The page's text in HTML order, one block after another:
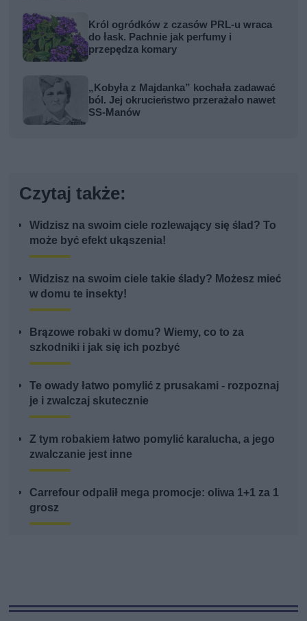
Król ogródków z czasów PRL-u wraca
do łask. Pachnie jak perfumy i
przepędza komary
„Kobyła z Majdanka” kochała zadawać
ból. Jej okrucieństwo przerażało nawet
SS-Manów
Czytaj także:
Widzisz na swoim ciele rozlewający się ślad? To
może być efekt ukąszenia!
Widzisz na swoim ciele takie ślady? Możesz mieć
w domu te insekty!
Brązowe robaki w domu? Wiemy, co to za
szkodniki i jak się ich pozbyć
Te owady łatwo pomylić z prusakami - rozpoznaj
je i zwalczaj skutecznie
Z tym robakiem łatwo pomylić karalucha, a jego
zwalczanie jest inne
Carrefour odpalił mega promocje: oliwa 1+1 za 1
grosz